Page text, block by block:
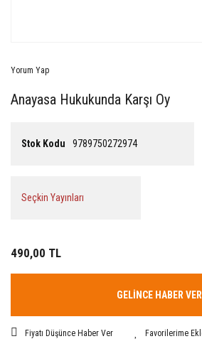
Yorum Yap
Anayasa Hukukunda Karşı Oy
Stok Kodu 9789750272974
Seçkin Yayınları
490,00 TL
GELİNCE HABER VER
Fiyatı Düşünce Haber Ver